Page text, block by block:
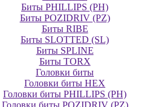
Биты PHILLIPS (PH)
Биты POZIDRIV (PZ)
Биты RIBE
Биты SLOTTED (SL)
Биты SPLINE
Биты TORX
Головки биты
Головки биты HEX
Головки биты PHILLIPS (PH)
Головки биты POZIDRIV (PZ)